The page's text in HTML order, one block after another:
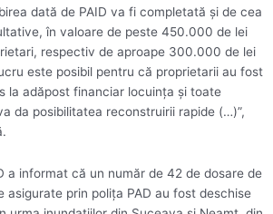
dată de PAID va fi completată şi de cea
în valoare de peste 450.000 de lei
respectiv de aproape 300.000 de lei
este posibil pentru că proprietarii au fost
la adăpost financiar locuinţa şi toate
da posibilitatea reconstruirii rapide (…)”,
a informat că un număr de 42 de dosare de
asigurate prin poliţa PAD au fost deschise